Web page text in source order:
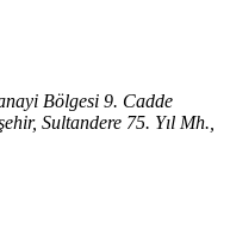
Bölgesi 9. Cadde
Sultandere 75. Yıl Mh.,